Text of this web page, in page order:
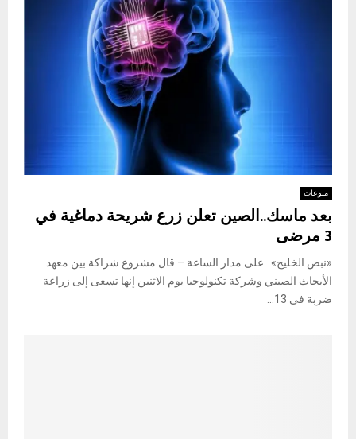
منوعات
بعد ماسك..الصين تعلن زرع شريحة دماغية في
3 مرضى
«نبض الخليج» على مدار الساعة – قال مشروع شراكة بين معهد
الأبحاث الصيني وشركة تكنولوجيا يوم الاثنين إنها تسعى إلى زراعة
ضربة في 13...